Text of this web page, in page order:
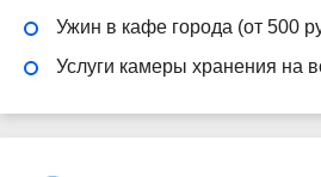
Ужин в кафе города (от 500
Услуги камеры хранения на